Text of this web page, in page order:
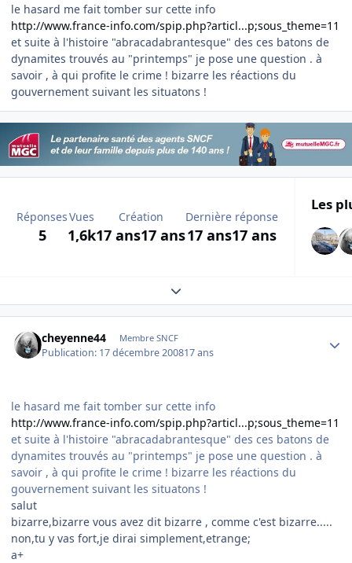
le hasard me fait tomber sur cette info
http://www.france-info.com/spip.php?articl...p;sous_theme=11
et suite à l'histoire "abracadabrantesque" des ces batons de
dynamites trouvés au "printemps" je pose une question . à
savoir , à qui profite le crime ! bizarre les réactions du
gouvernement suivant les situatons !
Réponses
5
Vues
1,6k
Création
17 ans17 ans
Dernière réponse
17 ans17 ans
Les
Expand topic overview
cheyenne44 Membre SNCF
Publication: 17 décembre 200817 ans
le hasard me fait tomber sur cette info
http://www.france-info.com/spip.php?articl...p;sous_theme=11
et suite à l'histoire "abracadabrantesque" des ces batons de
dynamites trouvés au "printemps" je pose une question . à
savoir , à qui profite le crime ! bizarre les réactions du
gouvernement suivant les situatons !
salut
bizarre,bizarre vous avez dit bizarre , comme c'est bizarre.....
non,tu y vas fort,je dirai simplement,etrange;
a+